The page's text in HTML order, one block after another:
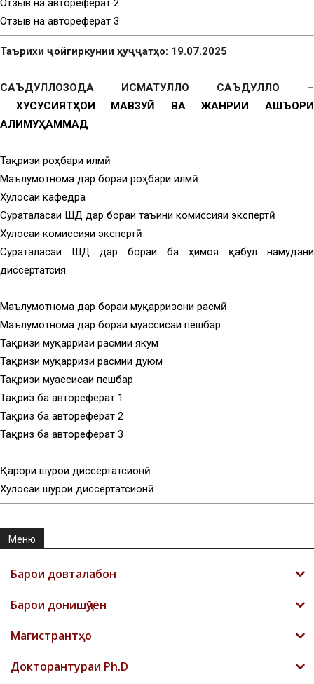
Отзыв на автореферат 3
Таърихи ҷойгиркунии ҳуҷҷатҳо: 19.07.2025
САЪДУЛЛОЗОДА ИСМАТУЛЛО САЪДУЛЛО –
ХУСУСИЯТҲОИ МАВЗУӢ ВА ЖАНРИИ АШЪОРИ
АЛИМУҲАММАД
Тақризи роҳбари илмӣ
Маълумотнома дар бораи роҳбари илмӣ
Хулосаи кафедра
Суратҷаласаи ШД дар бораи таъини комиссияи экспертӣ
Хулосаи комиссияи экспертӣ
Суратҷаласаи ШД дар бораи ба ҳимоя қабул намудани
диссертатсия
Маълумотнома дар бораи муқарризони расмӣ
Маълумотнома дар бораи муассисаи пешбар
Тақризи муқарризи расмии якум
Тақризи муқарризи расмии дуюм
Тақризи муассисаи пешбар
Тақриз ба автореферат 1
Тақриз ба автореферат 2
Тақриз ба автореферат 3
Қарори шурои диссертатсионӣ
Хулосаи шурои диссертатсионӣ
Меню
Барои довталабон
Барои донишҷӯён
Магистрантҳо
Докторантураи Ph.D